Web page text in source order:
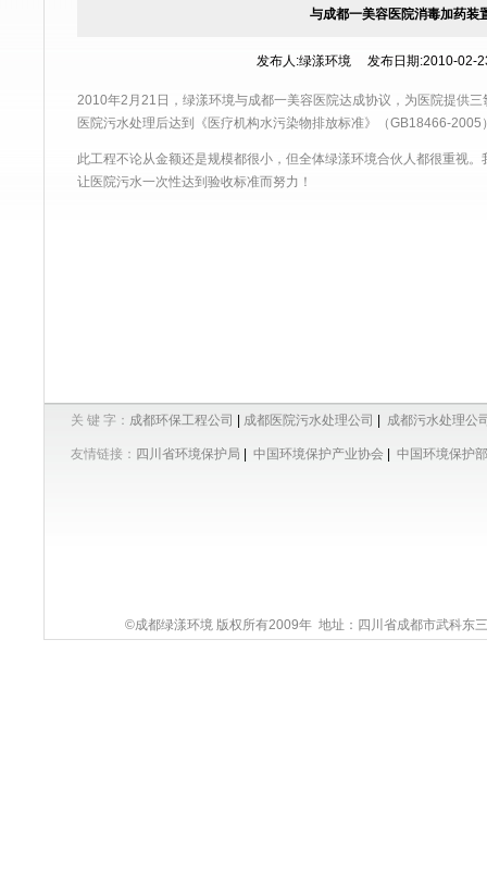
与成都一美容医院消毒加药装
发布人:绿漾环境 发布日期:2010-02-
2010年2月21日，绿漾环境与成都一美容医院达成协议，为医院提供
医院污水处理后达到《医疗机构水污染物排放标准》（GB18466-2005
此工程不论从金额还是规模都很小，但全体绿漾环境合伙人都很重视
让医院污水一次性达到验收标准而努力！
关 键 字： 成都环保工程公司 成都医院污水处理公司 成都污水处理公
友情链接： 四川省环境保护局 中国环境保护产业协会 中国环境保护部
©成都绿漾环境 版权所有2009年 地址：四川省成都市武科